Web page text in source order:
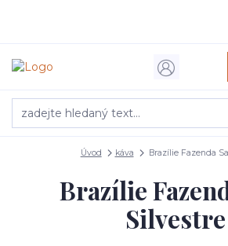
Úvod káva Brazílie Fazenda
Brazílie
Silvestre